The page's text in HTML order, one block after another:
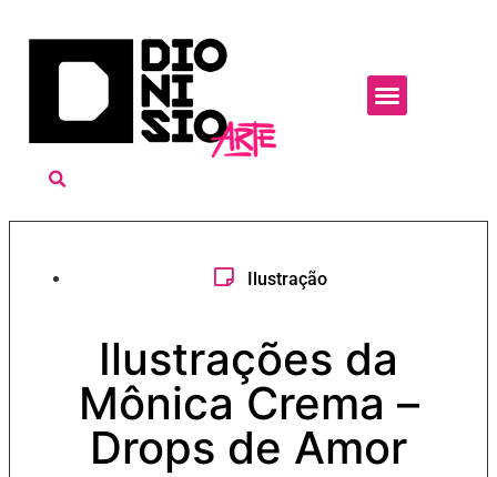
Ilustração
Ilustrações da
Mônica Crema –
Drops de Amor